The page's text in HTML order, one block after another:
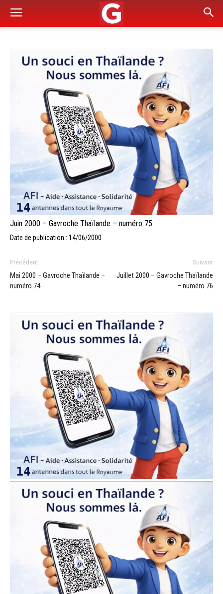
Juin 2000 – Gavroche Thaïlande – numéro 75
Date de publication : 14/06/2000
Précédent
Mai 2000 – Gavroche Thaïlande –
numéro 74
Suivant
Juillet 2000 – Gavroche Thaïlande
– numéro 76